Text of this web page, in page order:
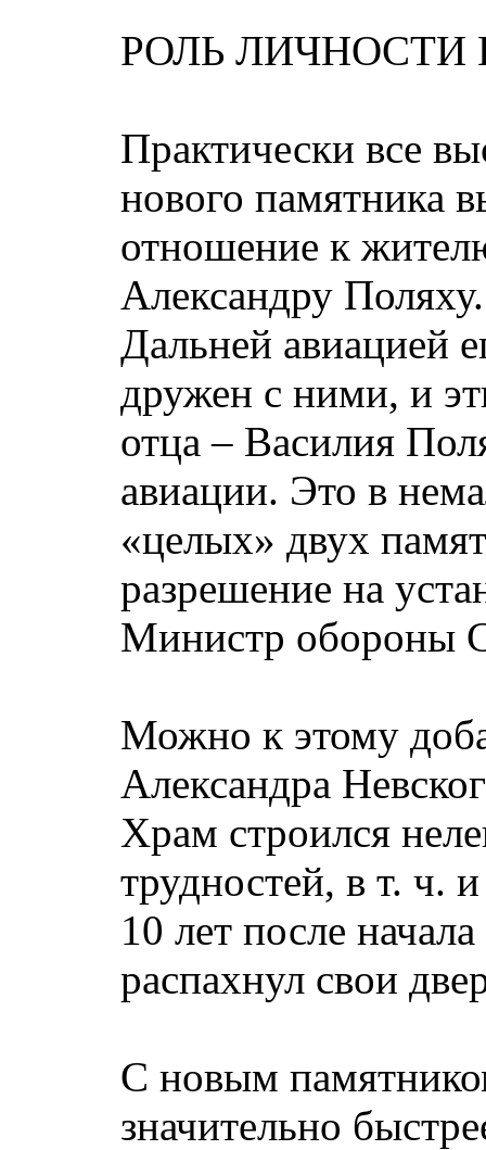
РОЛЬ ЛИЧНОСТИ
Практически все
нового памятника
отношение к
Александру
Дальней авиацией
дружен с ними, и
отца – Василия
авиации. Это в
«целых» двух
разрешение на
Министр обороны
Можно к этому
Александра
Храм строился
трудностей, в т. ч.
10 лет после
распахнул свои
С новым
значительно